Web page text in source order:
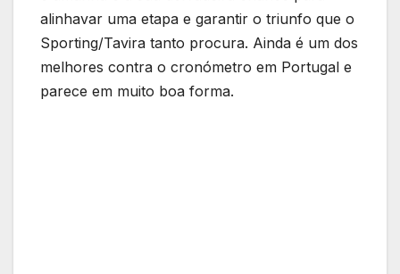
alinhavar uma etapa e garantir o triunfo que o
Sporting/Tavira tanto procura. Ainda é um dos
melhores contra o cronómetro em Portugal e
parece em muito boa forma.